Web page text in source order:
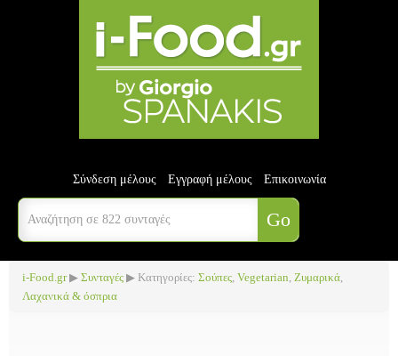
Σύνδεση μέλους Εγγραφή μέλους Επικοινωνία
i-Food.gr▶ Συνταγές ▶ Κατηγορίες: Σούπες, Vegetarian, Ζυμαρικά,
Λαχανικά & όσπρια